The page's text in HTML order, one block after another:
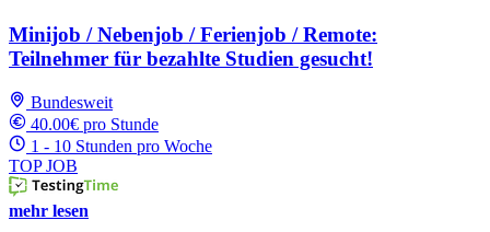
Minijob / Nebenjob / Ferienjob / Remote:
Teilnehmer für bezahlte Studien gesucht!
Bundesweit
40.00€ pro Stunde
1 - 10 Stunden pro Woche
TOP JOB
mehr lesen